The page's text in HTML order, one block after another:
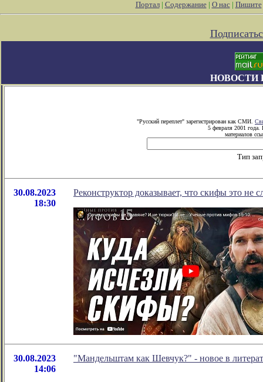
Портал| Содержание| О нас| Пишите
НОВОСТИ
"Русский переплет" зарегистрирован как СМИ.
5 февраля 2001 года.
материалов
Тип
30.08.2023
18:30
Реконструктор доказывает, что скифы это не
30.08.2023
14:06
"Мандельштам как Шевчук?" - новое в